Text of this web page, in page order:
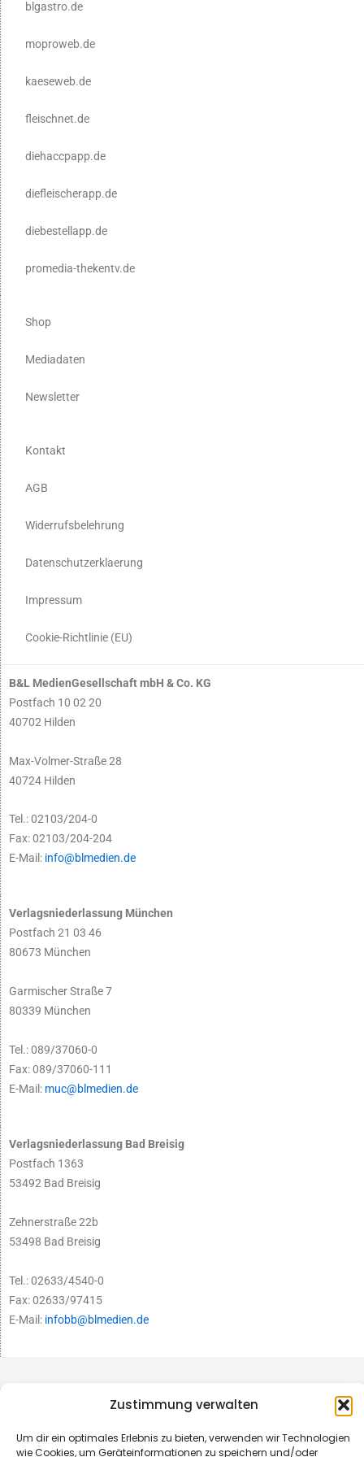
Zustimmung verwalten
Um dir ein optimales Erlebnis zu bieten, verwenden wir Technologien
wie Cookies, um Geräteinformationen zu speichern und/oder
blgastro.de
moproweb.de
kaeseweb.de
fleischnet.de
diehaccpapp.de
diefleischerapp.de
diebestellapp.de
promedia-thekentv.de
Shop
Mediadaten
Newsletter
Kontakt
AGB
Widerrufsbelehrung
Datenschutzerklaerung
Impressum
Cookie-Richtlinie (EU)
B&L MedienGesellschaft mbH & Co. KG
Postfach 10 02 20
40702 Hilden
Max-Volmer-Straße 28
40724 Hilden
Tel.: 02103/204-0
Fax: 02103/204-204
E-Mail: info@blmedien.de
Verlagsniederlassung München
Postfach 21 03 46
80673 München
Garmischer Straße 7
80339 München
Tel.: 089/37060-0
Fax: 089/37060-111
E-Mail: muc@blmedien.de
Verlagsniederlassung Bad Breisig
Postfach 1363
53492 Bad Breisig
Zehnerstraße 22b
53498 Bad Breisig
Tel.: 02633/4540-0
Fax: 02633/97415
E-Mail: infobb@blmedien.de